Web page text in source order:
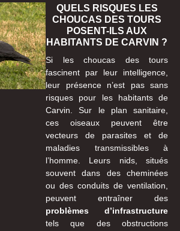
QUELS RISQUES LES
CHOUCAS DES TOURS
POSENT-ILS AUX
HABITANTS DE CARVIN ?
Si les choucas des tours
fascinent par leur intelligence,
leur présence n’est pas sans
risques pour les habitants de
Carvin. Sur le plan sanitaire,
ces oiseaux peuvent être
vecteurs de parasites et de
maladies transmissibles à
l’homme. Leurs nids, situés
souvent dans des cheminées
ou des conduits de ventilation,
peuvent entraîner des
problèmes d’infrastructure
tels que des obstructions